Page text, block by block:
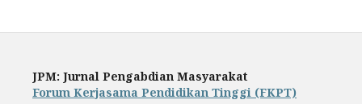
JPM: Jurnal Pengabdian Masyarakat
Forum Kerjasama Pendidikan Tinggi (FKPT)